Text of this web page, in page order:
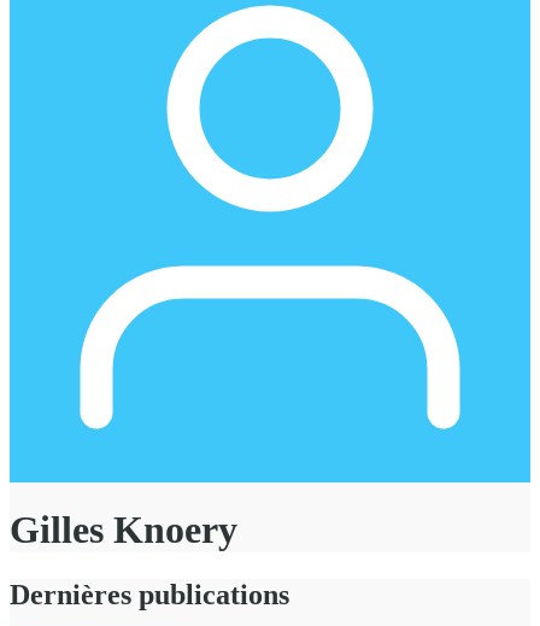
Gilles Knoery
Dernières publications